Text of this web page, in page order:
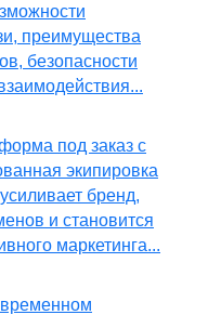
преимущества
безопасности
под заказ с
экипировка
бренд,
и становится
маркетинга...